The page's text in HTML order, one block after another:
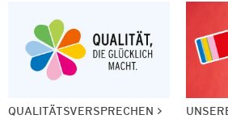
QUALITÄTSVERSPRECHEN